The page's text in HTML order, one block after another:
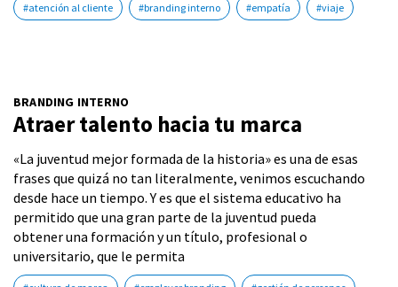
#atención al cliente #branding interno #empatía #viaje
BRANDING INTERNO
Atraer talento hacia tu marca
«La juventud mejor formada de la historia» es una de esas
frases que quizá no tan literalmente, venimos escuchando
desde hace un tiempo. Y es que el sistema educativo ha
permitido que una gran parte de la juventud pueda
obtener una formación y un título, profesional o
universitario, que le permita